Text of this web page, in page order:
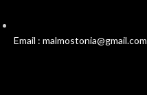
Email : malmostonia@gmail.com